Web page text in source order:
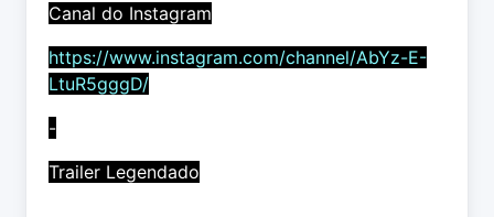
Canal do Instagram
https://www.instagram.com/channel/AbYz-E-
LtuR5gggD/
-
Trailer Legendado